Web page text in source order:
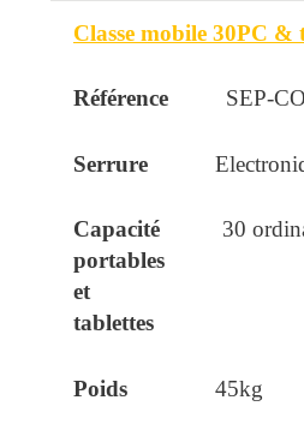
Produit Référence
Classe mobile 30PC &
SEP-
30
45kg